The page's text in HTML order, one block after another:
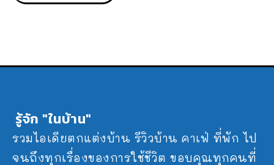
รู้จัก "ในบ้าน"
รวมไอเดียตกแต่งบ้าน รีวิวบ้าน คาเฟ่ ที่พัก ไป
จนถึงทุกเรื่องของการใช้ชีวิต ขอบคุณทุกคนที่